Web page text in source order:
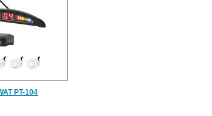
PT-104